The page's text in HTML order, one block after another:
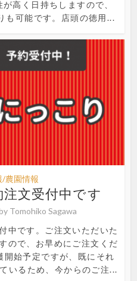
高く日持ちしますので、
も可能です。店頭の徳用...
/農園情報
文受付中です
Tomohiko Sagawa
中です。ご注文いただいた
ので、お早めにご注文くだ
開始予定ですが、既にそれ
いるため、今からのご注...